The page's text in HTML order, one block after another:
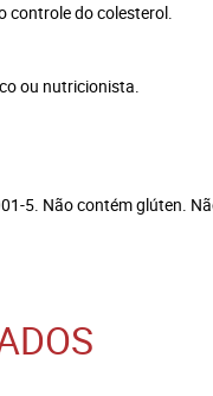
controle do colesterol.
ou nutricionista.
5. Não contém glúten.